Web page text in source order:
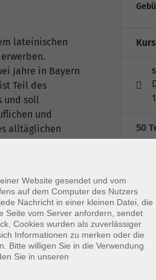
lateinischen
Jahre in Bayern
Teil des
und soll
und
alltäglichen
können
50
Website gesendet und vom
auf dem Computer des Nutzers
Nachricht in einer kleinen Datei, die
Seite vom Server anfordern, sendet
Cookies wurden als zuverlässiger
Informationen zu merken oder die
Bitte willigen Sie in die Verwendung
Sie in unseren